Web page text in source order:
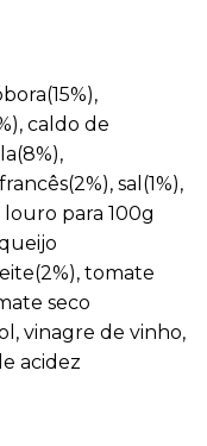
caldo de
sal(1%),
para 100g
tomate
seco
vinagre de vinho,
acidez